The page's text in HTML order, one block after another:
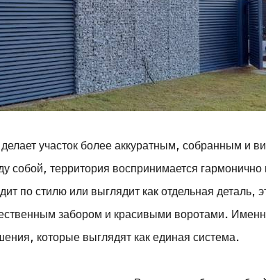
участок более аккуратным, собранным и
собой, территория воспринимается
по стилю или выглядит как отдельная деталь,
забором и красивыми воротами.
которые выглядят как единая система.